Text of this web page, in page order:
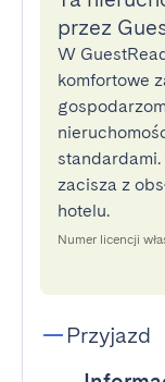
przez
W
komfortowe
zacisza z
hotelu.
Numer licencji
Przyjazd